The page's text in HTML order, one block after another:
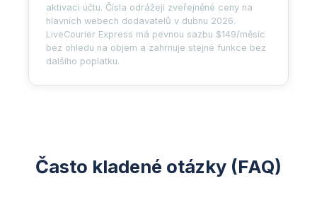
aktivaci účtu. Čísla odrážejí zveřejněné ceny na
hlavních webech dodavatelů v dubnu 2026.
LiveCourier Express má pevnou sazbu $149/měsíc
bez ohledu na objem a zahrnuje stejné funkce bez
dalšího poplatku.
Často kladené otázky (FAQ)